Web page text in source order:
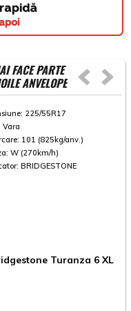
FACE PARTE
ANVELOPE
225/55R17
Vara
101 (825kg/anv.)
W (270km/h)
BRIDGESTONE
Turanza 6 XL